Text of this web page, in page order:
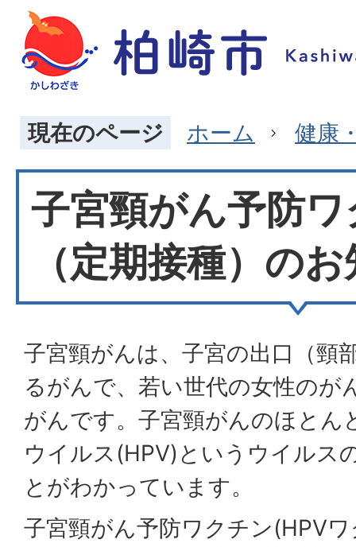
現在のページ ホーム 健康
子宮頸がん予防
（定期接種）の
子宮頸がんは、子宮の出口（頸
るがんで、若い世代の女性のが
がんです。子宮頸がんのほとん
ウイルス(HPV)というウイルス
とがわかっています。
子宮頸がん予防ワクチン(HPV